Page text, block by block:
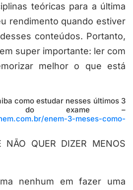
teóricas para a última
rendimento quando estiver
conteúdos. Portanto,
super importante: ler com
melhor o que está
como estudar nesses últimos 3
do exame –
enem-3-meses-como-
NÃO QUER DIZER MENOS
nenhum em fazer uma